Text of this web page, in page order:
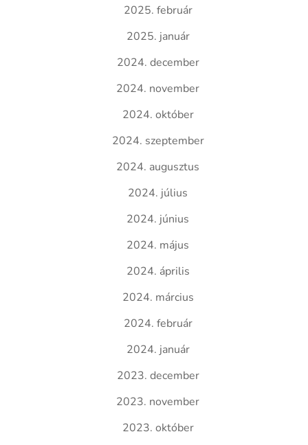
2025. február
2025. január
2024. december
2024. november
2024. október
2024. szeptember
2024. augusztus
2024. július
2024. június
2024. május
2024. április
2024. március
2024. február
2024. január
2023. december
2023. november
2023. október